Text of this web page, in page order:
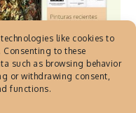
like cookies to
to these
such as browsing behavior
or withdrawing consent,
functions.